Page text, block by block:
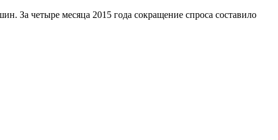
За четыре месяца 2015 года сокращение спроса составило